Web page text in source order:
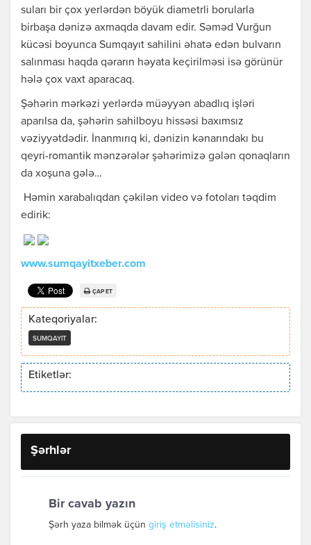
suları bir çox yerlərdən böyük diametrli borularla
birbaşa dənizə axmaqda davam edir. Səməd Vurğun
kücəsi boyunca Sumqayıt sahilini əhatə edən bulvarın
salınması haqda qərarın həyata keçirilməsi isə görünür
hələ çox vaxt aparacaq.
Şəhərin mərkəzi yerlərdə müəyyən abadlıq işləri
aparılsa da, şəhərin sahilboyu hissəsi baxımsız
vəziyyətdədir. İnanmırıq ki, dənizin kənarındakı bu
qeyri-romantik mənzərələr şəhərimizə gələn qonaqların
da xoşuna gələ…
Həmin xarabalıqdan çəkilən video və fotoları təqdim
edirik:
www.sumqayitxeber.com
ÇAP ET
Kateqoriyalar:
SUMQAYIT
Etiketlər:
Şərhlər
Bir cavab yazın
Şərh yaza bilmək üçün giriş etməlisiniz.